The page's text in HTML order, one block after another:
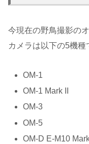
今現在の野鳥撮影の
カメラは以下の5機種
OM-1
OM-1 Mark II
OM-3
OM-5
OM-D E-M10